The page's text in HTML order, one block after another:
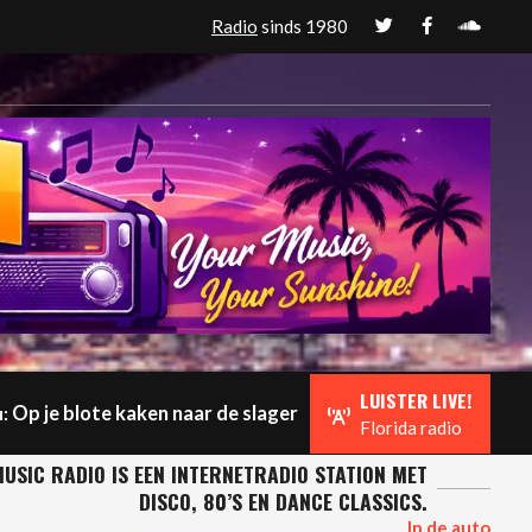
Radio sinds 1980
Op je blote kaken naar de slager LUISTER LIVE!
Florida radio
RADIO IS EEN INTERNETRADIO STATION MET
DISCO, 80’S EN DANCE CLASSICS.
In de auto